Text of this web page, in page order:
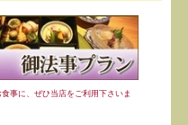
事に、ぜひ当店をご利用下さいま